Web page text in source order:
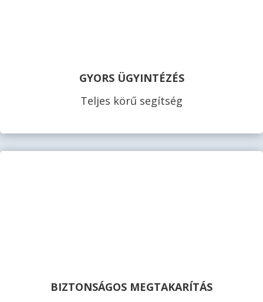
GYORS ÜGYINTÉZÉS
Teljes körű segítség
BIZTONSÁGOS MEGTAKARÍTÁS